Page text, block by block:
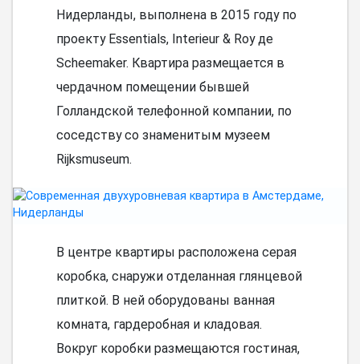
Нидерланды, выполнена в 2015 году по
проекту Essentials, Interieur & Roy де
Scheemaker. Квартира размещается в
чердачном помещении бывшей
Голландской телефонной компании, по
соседству со знаменитым музеем
Rijksmuseum.
В центре квартиры расположена серая
коробка, снаружи отделанная глянцевой
плиткой. В ней оборудованы ванная
комната, гардеробная и кладовая.
Вокруг коробки размещаются гостиная,